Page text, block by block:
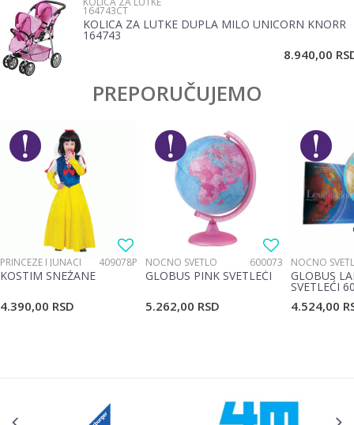
164743CT
KOLICA ZA LUTKE DUPLA MILO UNICORN KNORR
164743
8.940,00
PREPORUČUJEMO
PRINCEZE I JUNACI 409078P
KOSTIM SNEŽANE
4.390,00 RSD
NOĆNO SVETLO 600073
GLOBUS PINK SVETLEĆI
5.262,00 RSD
NOĆNO
GLOBUS
SVETLEĆI
4.524,00